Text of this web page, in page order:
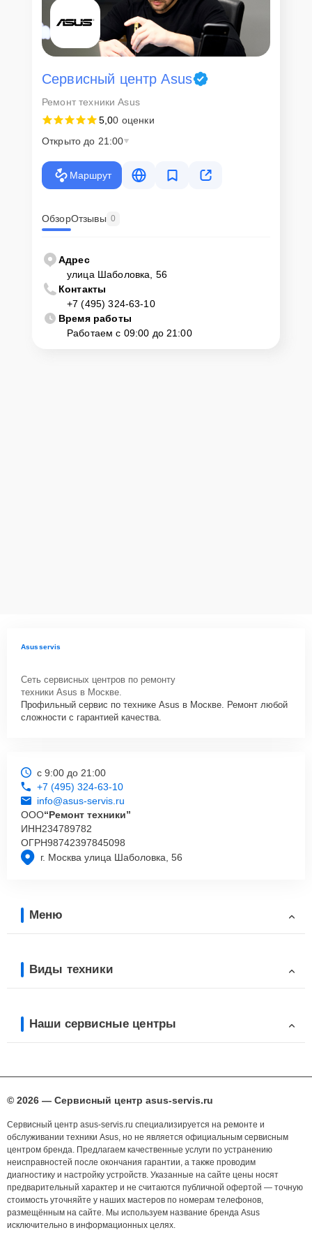
сохранность техники и безопасность личных данных на
ремонтируемых устройствах клиентов, в соответствии с
действующим законодательством Российской Федерации.
Как начать ремонт
Для запуска процесса ремонта монитора Asus Strix XG17AHPE
нужно просто оставить Заявку на сайте
горячей линии: +7 (495) 324-63-10. Наши специалисты оперативно
проконсультируют по всем необходимым вопросам, запишут на
диагностику, подскажут с вариантами курьерской доставки или
Сервисный центр Asus
Ремонт техники Asus
5,00 оценки
Открыто до 21:00
Маршрут
ОбзорОтзывы 0
Адрес
улица Шаболовка, 56
Контакты
+7 (495) 324-63-10
Время работы
Работаем с 09:00 до 21:00
Asusservis
Сеть сервисных центров по ремонту
техники Asus в Москве.
Профильный сервис по технике Asus в Москве. Ремонт любой
сложности с гарантией качества.
г. Москва улица Шаболовка, 56
с 9:00 до 21:00
+7 (495) 324-63-10
info@asus-servis.ru
ООО“Ремонт техники”
ИНН234789782
ОГРН98742397845098
Меню
Виды техники
Наши сервисные центры
© 2026 — Сервисный центр asus-servis.ru
Сервисный центр asus-servis.ru специализируется на ремонте и
обслуживании техники Asus, но не является официальным сервисным
центром бренда. Предлагаем качественные услуги по устранению
неисправностей после окончания гарантии, а также проводим
диагностику и настройку устройств. Указанные на сайте цены носят
предварительный характер и не считаются публичной офертой — точную
стоимость уточняйте у наших мастеров по номерам телефонов,
размещённым на сайте. Мы используем название бренда Asus
исключительно в информационных целях.